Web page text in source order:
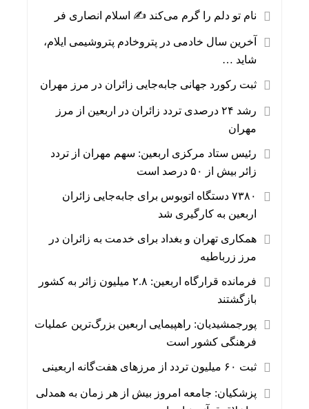
نام تو دلم را گرم می‌کند ✍️ اسلام انصاری فر
آخرین سال خادمی در پتروخادم پتروشیمی ایلام،
شاید …
ثبت رکورد جهانی جابه‌جایی زائران در مرز مهران
رشد ۲۴ درصدی تردد زائران در اربعین از مرز
مهران
رئیس ستاد مرکزی اربعین: سهم مهران از تردد
زائر بیش از ۵۰ درصد است
۷۳۸۰ دستگاه اتوبوس برای جابه‌جایی زائران
اربعین به‌ کارگیری شد
همکاری تهران و بغداد برای خدمت به زائران در
مرز زرباطیه
فرمانده قرارگاه اربعین: ۲.۸ میلیون زائر به کشور
بازگشتند
پورجمشیدیان: راهپیمایی اربعین بزرگ‌ترین عملیات
فرهنگی کشور است
ثبت ۶۰ میلیون تردد از مرزهای هفت‌گانه اربعینی
پزشکیان: جامعه امروز بیش از هر زمان به همدلی